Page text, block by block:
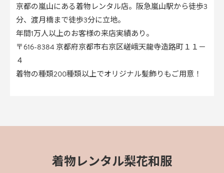
京都の嵐山にある着物レンタル店。阪急嵐山駅から徒歩3
分、渡月橋まで徒歩3分に立地。
年間1万人以上のお客様の来店実績あり。
〒616-8384 京都府京都市右京区嵯峨天龍寺造路町１１－
４
着物の種類200種類以上でオリジナル髪飾りもご用意！
着物レンタル梨花和服